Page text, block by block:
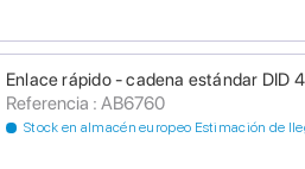
Enlace rápido - cadena estándar DID
Referencia : AB6760
Stock en almacén europeo Estimación de